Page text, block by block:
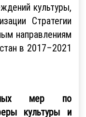
культуры,
Стратегии
направлениям
в 2017–2021
мер по
культуры и